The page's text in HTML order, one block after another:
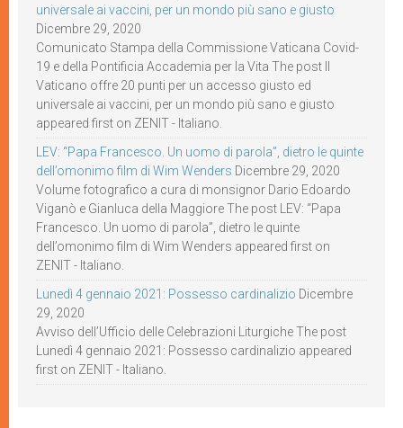
universale ai vaccini, per un mondo più sano e giusto
Dicembre 29, 2020
Comunicato Stampa della Commissione Vaticana Covid-
19 e della Pontificia Accademia per la Vita The post Il
Vaticano offre 20 punti per un accesso giusto ed
universale ai vaccini, per un mondo più sano e giusto
appeared first on ZENIT - Italiano.
LEV: “Papa Francesco. Un uomo di parola”, dietro le quinte
dell’omonimo film di Wim Wenders Dicembre 29, 2020
Volume fotografico a cura di monsignor Dario Edoardo
Viganò e Gianluca della Maggiore The post LEV: “Papa
Francesco. Un uomo di parola”, dietro le quinte
dell’omonimo film di Wim Wenders appeared first on
ZENIT - Italiano.
Lunedì 4 gennaio 2021: Possesso cardinalizio Dicembre
29, 2020
Avviso dell’Ufficio delle Celebrazioni Liturgiche The post
Lunedì 4 gennaio 2021: Possesso cardinalizio appeared
first on ZENIT - Italiano.